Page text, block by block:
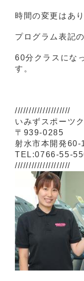
時間の変更はあ
プログラム表記
60分クラスにな
す。
////////////////////
いみずスポーツ
〒939-0285
射水市本開発60-
TEL:0766-55-
////////////////////